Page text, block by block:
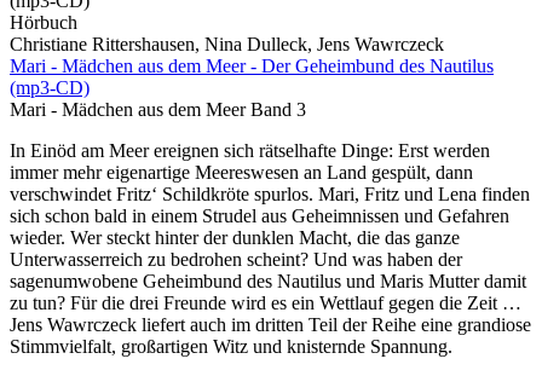
Hörbuch
Christiane Rittershausen, Nina Dulleck, Jens Wawrczeck
Mari - Mädchen aus dem Meer - Der Geheimbund des Nautilus
(mp3-CD)
Mari - Mädchen aus dem Meer Band 3
In Einöd am Meer ereignen sich rätselhafte Dinge: Erst werden
immer mehr eigenartige Meereswesen an Land gespült, dann
verschwindet Fritz‘ Schildkröte spurlos. Mari, Fritz und Lena finden
sich schon bald in einem Strudel aus Geheimnissen und Gefahren
wieder. Wer steckt hinter der dunklen Macht, die das ganze
Unterwasserreich zu bedrohen scheint? Und was haben der
sagenumwobene Geheimbund des Nautilus und Maris Mutter damit
zu tun? Für die drei Freunde wird es ein Wettlauf gegen die Zeit …
Jens Wawrczeck liefert auch im dritten Teil der Reihe eine grandiose
Stimmvielfalt, großartigen Witz und knisternde Spannung.